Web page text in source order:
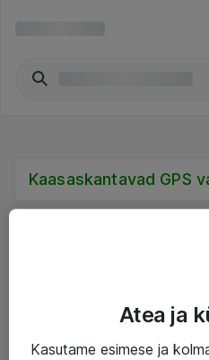
Kaasaskantavad GPS
IT taristu
Atea ja
Kasutame esimese ja